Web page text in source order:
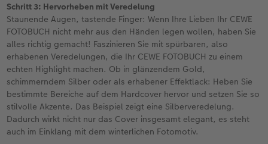
Schritt 3: Hervorheben mit Veredelung
Staunende Augen, tastende Finger: Wenn Ihre Lieben Ihr CEWE
FOTOBUCH nicht mehr aus den Händen legen wollen, haben Sie
alles richtig gemacht! Faszinieren Sie mit spürbaren, also
erhabenen Veredelungen, die Ihr CEWE FOTOBUCH zu einem
echten Highlight machen. Ob in glänzendem Gold,
schimmerndem Silber oder als erhabener Effektlack: Heben Sie
bestimmte Bereiche auf dem Hardcover hervor und setzen Sie so
stilvolle Akzente. Das Beispiel zeigt eine Silberveredelung.
Dadurch wirkt nicht nur das Cover insgesamt elegant, es steht
auch im Einklang mit dem winterlichen Fotomotiv.